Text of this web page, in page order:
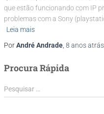
que estão funcionando com IP
problemas com a Sony
Leia mais
PorAndré Andrade 8 anosatrás
Procura Rápida
P
e
Pesquisar …